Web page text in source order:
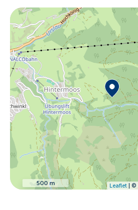
500 m Leaflet| ©